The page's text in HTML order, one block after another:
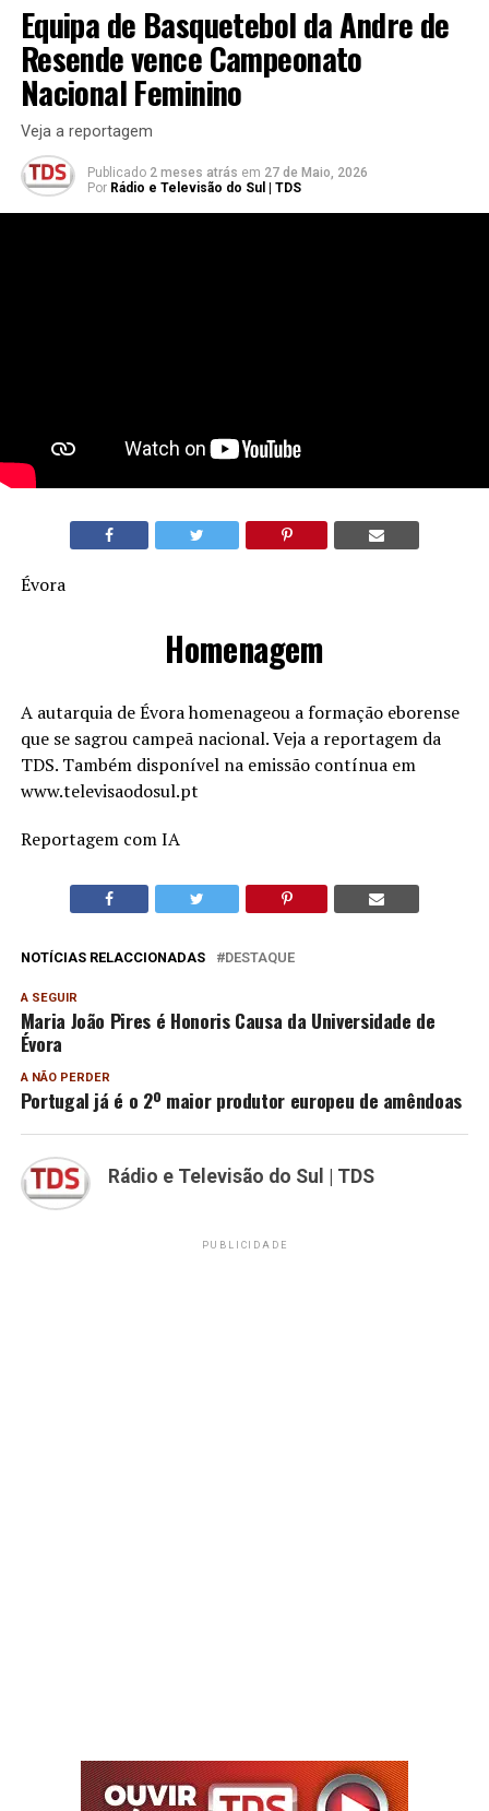
Equipa de Basquetebol da Andre de
Resende vence Campeonato
Nacional Feminino
Veja a reportagem
Publicado 2 meses atrás em 27 de Maio, 2026
Por Rádio e Televisão do Sul | TDS
Évora
Homenagem
A autarquia de Évora homenageou a formação eborense
que se sagrou campeã nacional. Veja a reportagem da
TDS. Também disponível na emissão contínua em
www.televisaodosul.pt
Reportagem com IA
NOTÍCIAS RELACCIONADAS DESTAQUE
A SEGUIR
Maria João Pires é Honoris Causa da Universidade de
Évora
A NÃO PERDER
Portugal já é o 2º maior produtor europeu de amêndoas
Rádio e Televisão do Sul | TDS
PUBLICIDADE